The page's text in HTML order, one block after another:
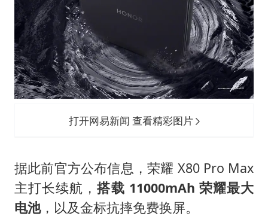
打开网易新闻 查看精彩图片
据此前官方公布信息，荣耀 X80 Pro Max
主打长续航，搭载 11000mAh 荣耀最大
电池，以及金标抗摔免费换屏。